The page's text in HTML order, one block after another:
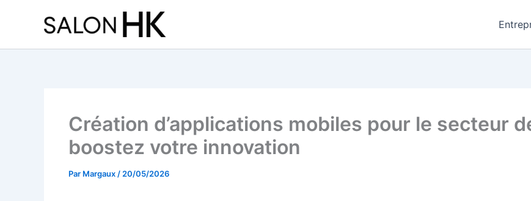
Création d’applications mobiles pour le secteur
boostez votre innovation
Par Margaux / 20/05/2026